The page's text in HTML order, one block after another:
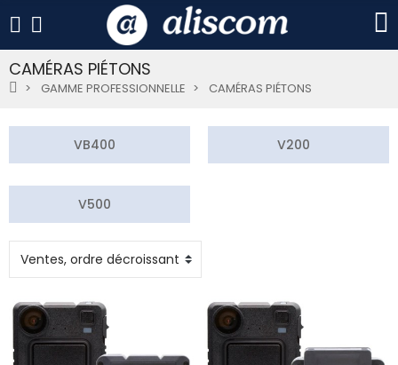
CAMÉRAS PIÉTONS
GAMME PROFESSIONNELLE CAMÉRAS PIÉTONS
VB400 V200
V500